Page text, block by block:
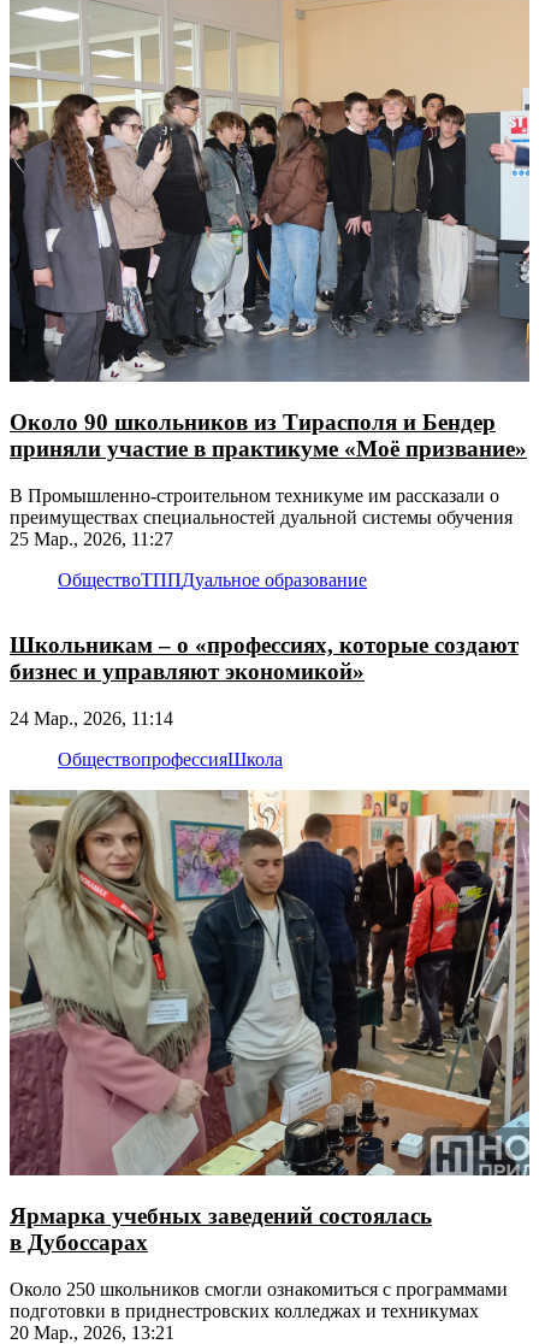
Около 90 школьников из Тирасполя и Бендер
приняли участие в практикуме «Моё призвание»
В Промышленно-строительном техникуме им рассказали о
преимуществах специальностей дуальной системы обучения
25 Мар., 2026, 11:27
ОбществоТППДуальное образование
Школьникам – о «профессиях, которые создают
бизнес и управляют экономикой»
24 Мар., 2026, 11:14
ОбществопрофессияШкола
Ярмарка учебных заведений состоялась
в Дубоссарах
Около 250 школьников смогли ознакомиться с программами
подготовки в приднестровских колледжах и техникумах
20 Мар., 2026, 13:21